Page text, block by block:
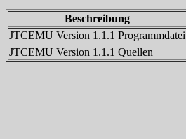
Beschreibung
JTCEMU Version 1.1.1 Programmdatei
JTCEMU Version 1.1.1 Quellen